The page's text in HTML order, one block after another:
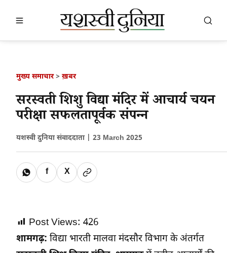
मुख्य समाचार> ख़बर
सरस्वती शिशु विद्या मंदिर में आचार्य चयन
परीक्षा सफलतापूर्वक संपन्न
यशस्वी दुनिया संवाददाता | 23 March 2025
f X
Post Views: 426
शामगढ़: विद्या भारती मालवा मंदसौर विभाग के अंतर्गत